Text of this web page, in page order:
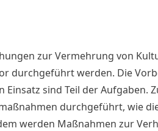
zur Vermehrung von
durchgeführt werden. Die
sind Teil der Aufgaben.
durchgeführt, wie
werden Maßnahmen zur